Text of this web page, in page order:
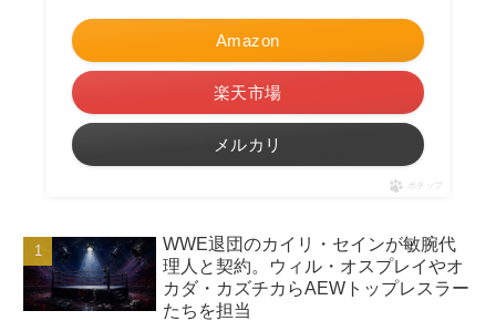
Amazon
楽天市場
メルカリ
ポチップ
WWE退団のカイリ・セインが敏腕代
理人と契約。ウィル・オスプレイやオ
カダ・カズチカらAEWトップレスラー
たちを担当